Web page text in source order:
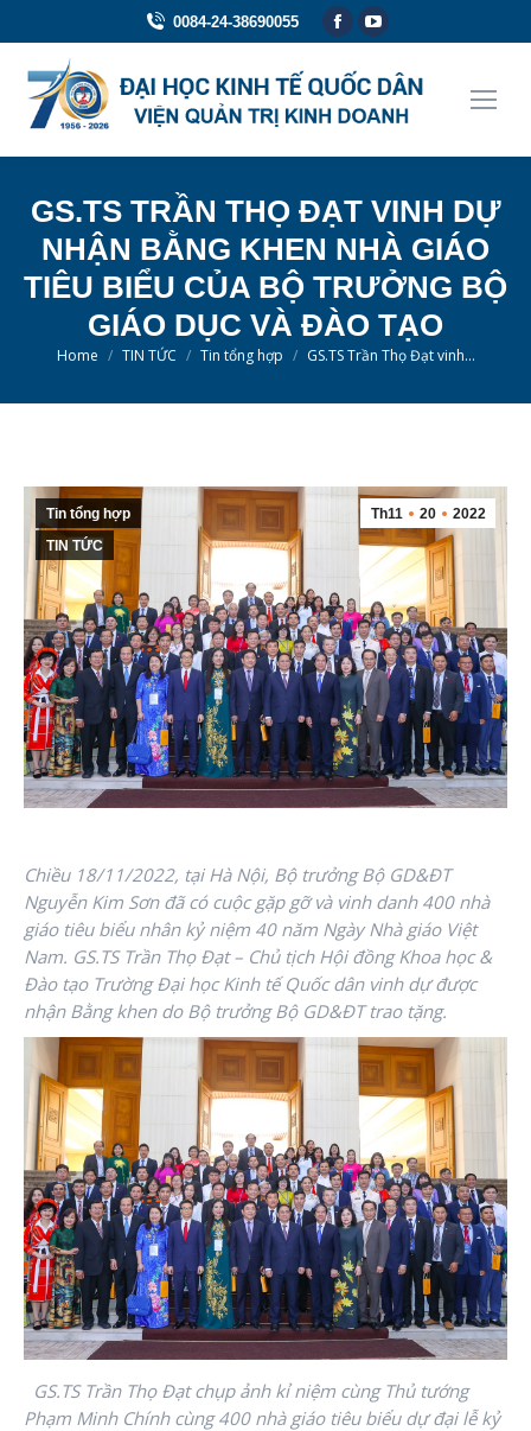
0084-24-38690055
Facebook
opens
in
YouTube
opens
in
GS.TS TRẦN THỌ ĐẠT VINH DỰ
NHẬN BẰNG KHEN NHÀ GIÁO
TIÊU BIỂU CỦA BỘ TRƯỞNG BỘ
GIÁO DỤC VÀ ĐÀO TẠO
You are here:
Home TIN TỨC Tin tổng hợp GS.TS Trần Thọ Đạt vinh…
Th11 20 2022
Tin tổng hợp
TIN TỨC
Chiều 18/11/2022, tại Hà Nội, Bộ trưởng Bộ GD&ĐT
Nguyễn Kim Sơn đã có cuộc gặp gỡ và vinh danh 400 nhà
giáo tiêu biểu nhân kỷ niệm 40 năm Ngày Nhà giáo Việt
Nam. GS.TS Trần Thọ Đạt – Chủ tịch Hội đồng Khoa học &
Đào tạo Trường Đại học Kinh tế Quốc dân vinh dự được
nhận Bằng khen do Bộ trưởng Bộ GD&ĐT trao tặng.
GS.TS Trần Thọ Đạt chụp ảnh kỉ niệm cùng Thủ tướng
Phạm Minh Chính cùng 400 nhà giáo tiêu biểu dự đại lễ kỷ